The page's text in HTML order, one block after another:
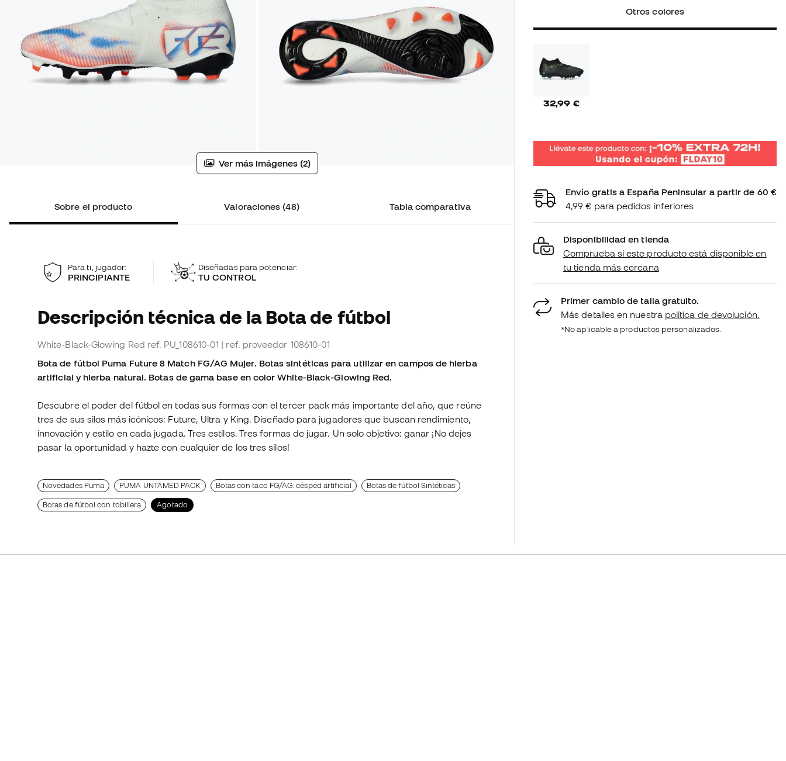
Ver más imágenes (2)
Sobre el producto Valoraciones (48) Tabla comparativa
Para ti, jugador:
PRINCIPIANTE
Diseñadas para potenciar:
TU CONTROL
Descripción técnica de la Bota de fútbol
White-Black-Glowing Red ref. PU_108610-01 | ref. proveedor 108610-01
Bota de fútbol Puma Future 8 Match FG/AG Mujer. Botas sintéticas para utilizar en campos de hierba
artificial y hierba natural. Botas de gama base en color White-Black-Glowing Red.
Descubre el poder del fútbol en todas sus formas con el tercer pack más importante del año, que reúne
tres de sus silos más icónicos: Future, Ultra y King. Diseñado para jugadores que buscan rendimiento,
innovación y estilo en cada jugada. Tres estilos. Tres formas de jugar. Un solo objetivo: ganar ¡No dejes
pasar la oportunidad y hazte con cualquier de los tres silos!
Novedades Puma PUMA UNTAMED PACK Botas con taco FG/AG: césped artificial Botas de fútbol Sintéticas
Botas de fútbol con tobillera Agotado
Otros colores
32,99 €
Envío gratis a España Peninsular a partir de 60 €
4,99 € para pedidos inferiores
Disponibilidad en tienda
Comprueba si este producto está disponible en
tu tienda más cercana
Primer cambio de talla gratuito.
Más detalles en nuestra política de devolución.
*No aplicable a productos personalizados.